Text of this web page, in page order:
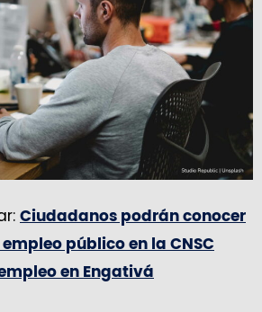
Ciudadanos podrán conocer
público en la CNSC
en Engativá